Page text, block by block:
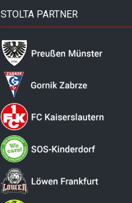
STOLTA PARTNER